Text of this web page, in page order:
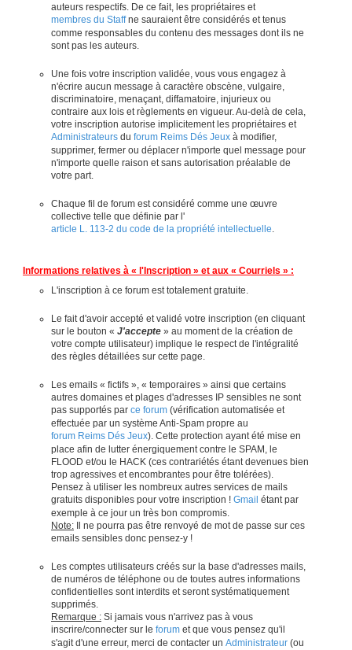
auteurs respectifs. De ce fait, les propriétaires et
membres du Staffne sauraient être considérés et tenus
comme responsables du contenu des messages dont ils ne
sont pas les auteurs.
Une fois votre inscription validée, vous vous engagez à
n'écrire aucun message à caractère obscène, vulgaire,
discriminatoire, menaçant, diffamatoire, injurieux ou
contraire aux lois et règlements en vigueur. Au-delà de cela,
votre inscription autorise implicitement les propriétaires et
Administrateurs du forum Reims Dés Jeux à modifier,
supprimer, fermer ou déplacer n'importe quel message pour
n'importe quelle raison et sans autorisation préalable de
votre part.
Chaque fil de forum est considéré comme une œuvre
collective telle que définie par l'
article L. 113-2 du code de la propriété intellectuelle
Informations relatives à « l'Inscription » et aux « Courriels » :
L'inscription à ce forum est totalement gratuite.
Le fait d'avoir accepté et validé votre inscription (en cliquant
sur le bouton « J'accepte » au moment de la création de
votre compte utilisateur) implique le respect de l'intégralité
des règles détaillées sur cette page.
Les emails « fictifs », « temporaires » ainsi que certains
autres domaines et plages d'adresses IP sensibles ne sont
pas supportés par ce forum (vérification automatisée et
effectuée par un système Anti-Spam propre au
forum Reims Dés Jeux). Cette protection ayant été mise en
place afin de lutter énergiquement contre le SPAM, le
FLOOD et/ou le HACK (ces contrariétés étant devenues bien
trop agressives et encombrantes pour être tolérées).
Pensez à utiliser les nombreux autres services de mails
gratuits disponibles pour votre inscription ! Gmail étant par
exemple à ce jour un très bon compromis.
Note: Il ne pourra pas être renvoyé de mot de passe sur ces
emails sensibles donc pensez-y !
Les comptes utilisateurs créés sur la base d'adresses mails,
de numéros de téléphone ou de toutes autres informations
confidentielles sont interdits et seront systématiquement
supprimés.
Remarque : Si jamais vous n'arrivez pas à vous
inscrire/connecter sur le forum et que vous pensez qu'il
s'agit d'une erreur, merci de contacter un Administrateur (ou